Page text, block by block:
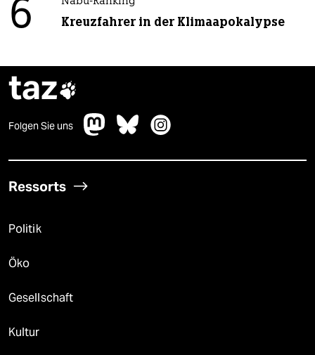
6 Kreuzfahrer in der Klimaapokalypse
taz
Folgen Sie uns
Ressorts
Politik
Öko
Gesellschaft
Kultur